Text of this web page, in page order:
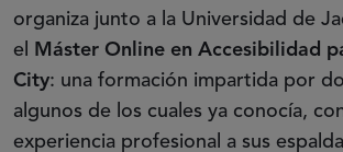
organiza junto a la Universidad de
el
Máster Online en Accesibilidad
City: una formación impartida por
algunos de los cuales ya conocía,
experiencia profesional a sus